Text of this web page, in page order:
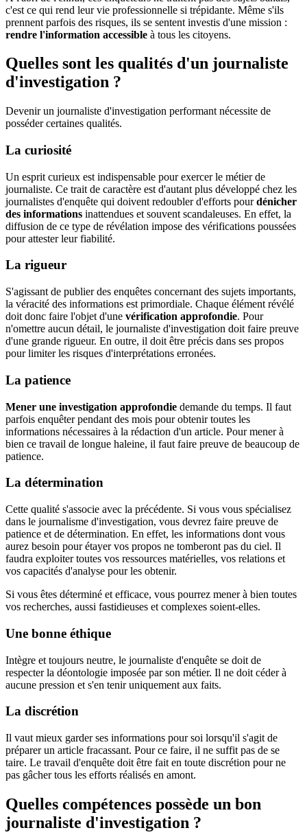
c'est ce qui rend leur vie professionnelle si trépidante. Même s'ils
prennent parfois des risques, ils se sentent investis d'une mission :
rendre l'information accessible à tous les citoyens.
Quelles sont les qualités d'un journaliste
d'investigation ?
Devenir un journaliste d'investigation performant nécessite de
posséder certaines qualités.
La curiosité
Un esprit curieux est indispensable pour exercer le métier de
journaliste. Ce trait de caractère est d'autant plus développé chez les
journalistes d'enquête qui doivent redoubler d'efforts pourdénicher
des informations inattendues et souvent scandaleuses. En effet, la
diffusion de ce type de révélation impose des vérifications poussées
pour attester leur fiabilité.
La rigueur
S'agissant de publier des enquêtes concernant des sujets importants,
la véracité des informations est primordiale. Chaque élément révélé
doit donc faire l'objet d'une vérification approfondie. Pour
n'omettre aucun détail, le journaliste d'investigation doit faire preuve
d'une grande rigueur. En outre, il doit être précis dans ses propos
pour limiter les risques d'interprétations erronées.
La patience
Mener une investigation approfondie demande du temps. Il faut
parfois enquêter pendant des mois pour obtenir toutes les
informations nécessaires à la rédaction d'un article. Pour mener à
bien ce travail de longue haleine, il faut faire preuve de beaucoup de
patience.
La détermination
Cette qualité s'associe avec la précédente. Si vous vous spécialisez
dans le journalisme d'investigation, vous devrez faire preuve de
patience et de détermination. En effet, les informations dont vous
aurez besoin pour étayer vos propos ne tomberont pas du ciel. Il
faudra exploiter toutes vos ressources matérielles, vos relations et
vos capacités d'analyse pour les obtenir.
Si vous êtes déterminé et efficace, vous pourrez mener à bien toutes
vos recherches, aussi fastidieuses et complexes soient-elles.
Une bonne éthique
Intègre et toujours neutre, le journaliste d'enquête se doit de
respecter la déontologie imposée par son métier. Il ne doit céder à
aucune pression et s'en tenir uniquement aux faits.
La discrétion
Il vaut mieux garder ses informations pour soi lorsqu'il s'agit de
préparer un article fracassant. Pour ce faire, il ne suffit pas de se
taire. Le travail d'enquête doit être fait en toute discrétion pour ne
pas gâcher tous les efforts réalisés en amont.
Quelles compétences possède un bon
journaliste d'investigation ?